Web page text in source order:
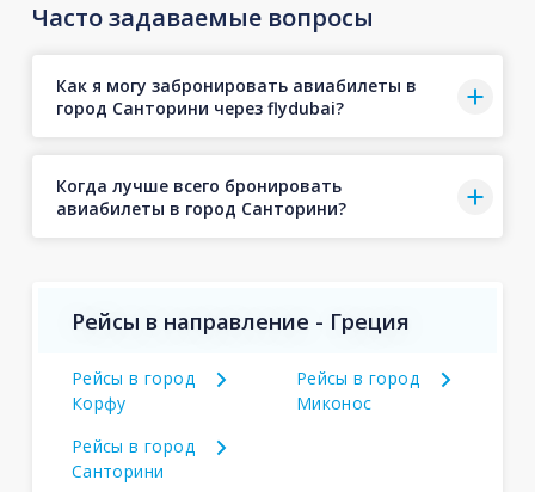
Часто задаваемые вопросы
Как я могу забронировать авиабилеты в
город Санторини через flydubai?
Когда лучше всего бронировать
авиабилеты в город Санторини?
Рейсы в направление - Греция
Рейсы в город
Корфу
Рейсы в город
Миконос
Рейсы в город
Санторини